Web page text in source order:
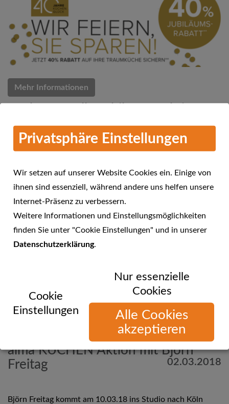
Mehr Informationen
Küchen Quelle feiert 40 Jahre Küchenglück
alma KÜCHEN Aktion mit Björn
Freitag
02.03.2018
Björn Freitag kommt am 10.03.18 ins Studio nach Köln
Privatsphäre Einstellungen
Wir setzen auf unserer Website Cookies ein. Einige von
ihnen sind essenziell, während andere uns helfen unsere
Internet-Präsenz zu verbessern.
Weitere Informationen und Einstellungsmöglichkeiten
finden Sie unter "Cookie Einstellungen" und in unserer
Datenschutzerklärung.
Cookie
Einstellungen
Nur essenzielle
Cookies
Alle Cookies
akzeptieren